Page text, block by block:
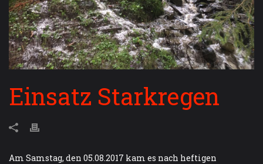
Einsatz Starkregen
Am Samstag, den 05.08.2017 kam es nach heftigen